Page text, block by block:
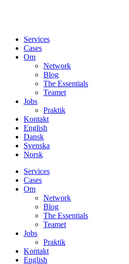
Services
Cases
Om
Network
Blog
The Essentials
Teamet
Jobs
Praktik
Kontakt
English
Dansk
Svenska
Norsk
Services
Cases
Om
Network
Blog
The Essentials
Teamet
Jobs
Praktik
Kontakt
English